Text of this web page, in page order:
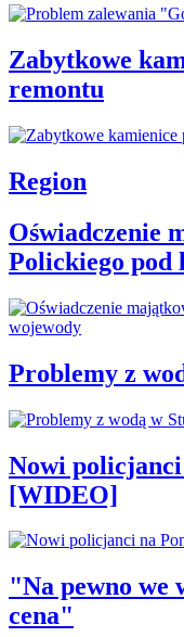
Zabytkowe
remontu
Region
Oświadczenie
Polickiego pod
Problemy z
Nowi
[WIDEO]
"Na pewno we
cena"